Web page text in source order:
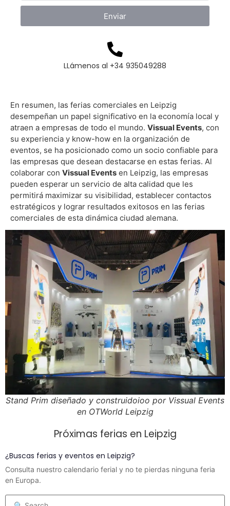
Enviar
LLámenos al +34 935049288
En resumen, las ferias comerciales en Leipzig
desempeñan un papel significativo en la economía local y
atraen a empresas de todo el mundo. Vissual Events, con
su experiencia y know-how en la organización de
eventos, se ha posicionado como un socio confiable para
las empresas que desean destacarse en estas ferias. Al
colaborar con Vissual Events en Leipzig, las empresas
pueden esperar un servicio de alta calidad que les
permitirá maximizar su visibilidad, establecer contactos
estratégicos y lograr resultados exitosos en las ferias
comerciales de esta dinámica ciudad alemana.
Stand Prim diseñado y construidoioo por Vissual Events
en OTWorld Leipzig
Próximas ferias en Leipzig
¿Buscas ferias y eventos en Leipzig?
Consulta nuestro calendario ferial y no te pierdas ninguna feria
en Europa.